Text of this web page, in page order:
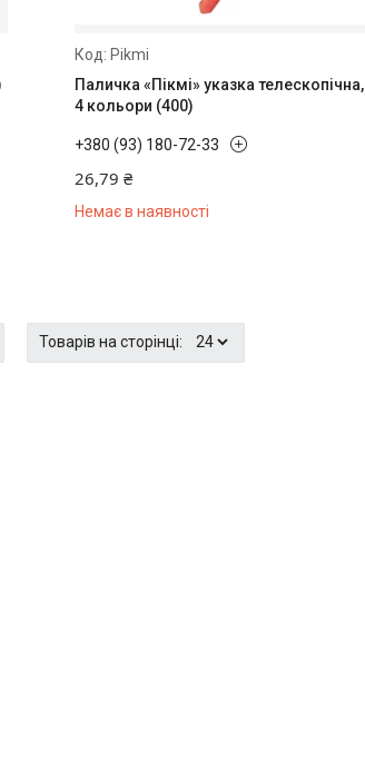
Pikmi
Паличка «Пікмі» указка телескопічна,
4 кольори (400)
+380 (93) 180-72-33
26,79 ₴
Немає в наявності